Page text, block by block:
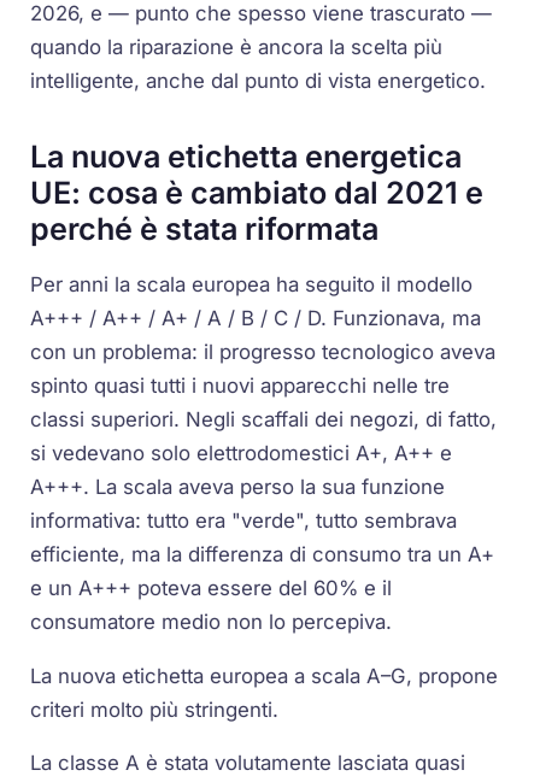
2026, e — punto che spesso viene trascurato —
quando la riparazione è ancora la scelta più
intelligente, anche dal punto di vista energetico.
La nuova etichetta energetica
UE: cosa è cambiato dal 2021 e
perché è stata riformata
Per anni la scala europea ha seguito il modello
A+++ / A++ / A+ / A / B / C / D. Funzionava, ma
con un problema: il progresso tecnologico aveva
spinto quasi tutti i nuovi apparecchi nelle tre
classi superiori. Negli scaffali dei negozi, di fatto,
si vedevano solo elettrodomestici A+, A++ e
A+++. La scala aveva perso la sua funzione
informativa: tutto era "verde", tutto sembrava
efficiente, ma la differenza di consumo tra un A+
e un A+++ poteva essere del 60% e il
consumatore medio non lo percepiva.
La nuova etichetta europea a scala A–G, propone
criteri molto più stringenti.
La classe A è stata volutamente lasciata quasi